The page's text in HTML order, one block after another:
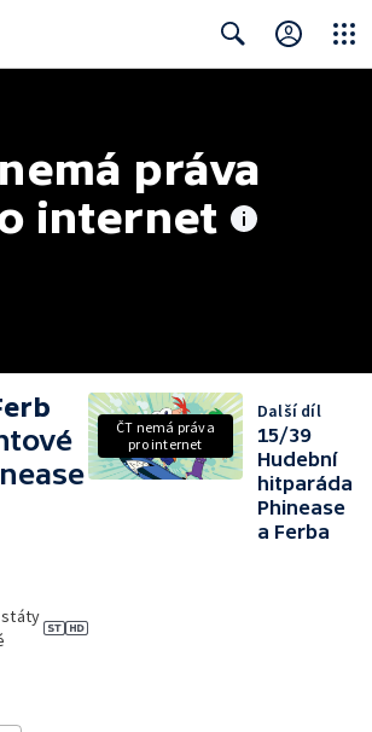
práva
internet
ČT nemá práva
pro internet
Další díl
15/39
Hudební
hitparáda
Phinease
a Ferba